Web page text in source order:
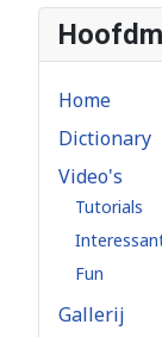
Home
Dictionary
Video's
Tutorials
Fun
Gallerij